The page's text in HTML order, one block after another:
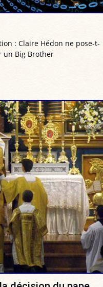
: Claire Hédon ne pose-t-
un Big Brother